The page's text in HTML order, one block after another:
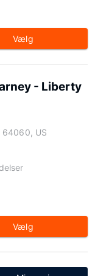
Vælg
- Liberty
64060, US
Vælg